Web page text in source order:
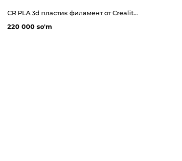
CR PLA 3d пластик филамент от Creality 1.0 кг
220 000 so'm